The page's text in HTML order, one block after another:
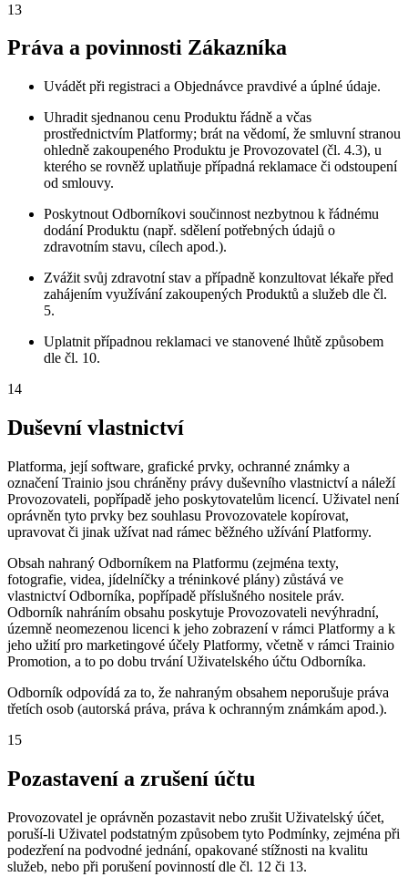
13
Práva a povinnosti Zákazníka
Uvádět při registraci a Objednávce pravdivé a úplné údaje.
Uhradit sjednanou cenu Produktu řádně a včas
prostřednictvím Platformy; brát na vědomí, že smluvní stranou
ohledně zakoupeného Produktu je Provozovatel (čl. 4.3), u
kterého se rovněž uplatňuje případná reklamace či odstoupení
od smlouvy.
Poskytnout Odborníkovi součinnost nezbytnou k řádnému
dodání Produktu (např. sdělení potřebných údajů o
zdravotním stavu, cílech apod.).
Zvážit svůj zdravotní stav a případně konzultovat lékaře před
zahájením využívání zakoupených Produktů a služeb dle čl.
5.
Uplatnit případnou reklamaci ve stanovené lhůtě způsobem
dle čl. 10.
14
Duševní vlastnictví
Platforma, její software, grafické prvky, ochranné známky a
označení Trainio jsou chráněny právy duševního vlastnictví a náleží
Provozovateli, popřípadě jeho poskytovatelům licencí. Uživatel není
oprávněn tyto prvky bez souhlasu Provozovatele kopírovat,
upravovat či jinak užívat nad rámec běžného užívání Platformy.
Obsah nahraný Odborníkem na Platformu (zejména texty,
fotografie, videa, jídelníčky a tréninkové plány) zůstává ve
vlastnictví Odborníka, popřípadě příslušného nositele práv.
Odborník nahráním obsahu poskytuje Provozovateli nevýhradní,
územně neomezenou licenci k jeho zobrazení v rámci Platformy a k
jeho užití pro marketingové účely Platformy, včetně v rámci Trainio
Promotion, a to po dobu trvání Uživatelského účtu Odborníka.
Odborník odpovídá za to, že nahraným obsahem neporušuje práva
třetích osob (autorská práva, práva k ochranným známkám apod.).
15
Pozastavení a zrušení účtu
Provozovatel je oprávněn pozastavit nebo zrušit Uživatelský účet,
poruší-li Uživatel podstatným způsobem tyto Podmínky, zejména při
podezření na podvodné jednání, opakované stížnosti na kvalitu
služeb, nebo při porušení povinností dle čl. 12 či 13.